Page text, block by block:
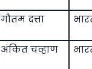
गौतम दत्ता
अंकित चव्हाण